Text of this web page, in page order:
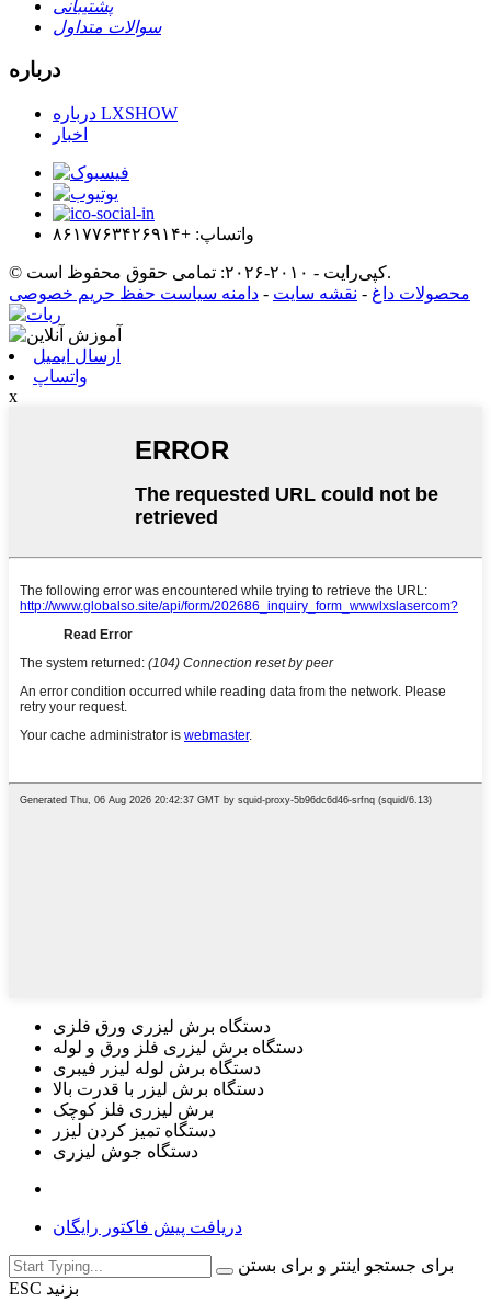
پشتیبانی
سوالات متداول
درباره
درباره LXSHOW
اخبار
واتساپ: +۸۶۱۷۷۶۳۴۲۶۹۱۴
© کپی‌رایت - ۲۰۱۰-۲۰۲۶: تمامی حقوق محفوظ است.
محصولات داغ - نقشه سایت - دامنه سیاست حفظ حریم خصوصی
ارسال ایمیل
واتساپ
x
دستگاه برش لیزری ورق فلزی
دستگاه برش لیزری فلز ورق و لوله
دستگاه برش لوله لیزر فیبری
دستگاه برش لیزر با قدرت بالا
برش لیزری فلز کوچک
دستگاه تمیز کردن لیزر
دستگاه جوش لیزری
دریافت پیش فاکتور رایگان
برای جستجو اینتر و برای بستن
ESC بزنید